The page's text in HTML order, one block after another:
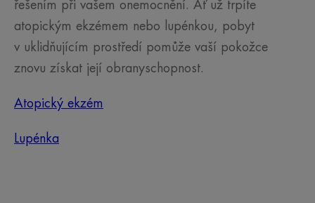
řešením při vašem onemocnění. Ať už trpíte
atopickým ekzémem nebo lupénkou, pobyt
v uklidňujícím prostředí pomůže vaší pokožce
znovu získat její obranyschopnost.
Atopický ekzém
Lupénka